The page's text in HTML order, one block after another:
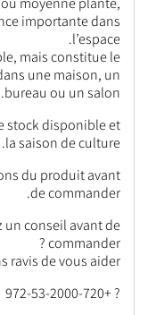
importante dans
l’espace.
mais constitue le
une maison, un
bureau ou un salon.
stock disponible et
la saison de culture.
du produit avant
de commander.
un conseil avant de
commander ?
ravis de vous aider.
? +972-53-2000-720 | ? WhatsApp : +972-53-2000-730